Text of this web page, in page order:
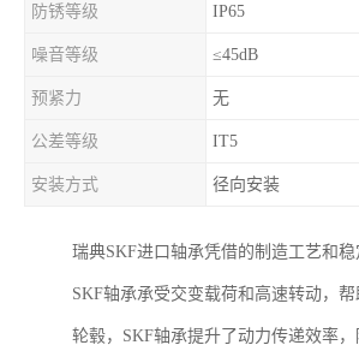
防锈等级 IP65
噪音等级 ≤45dB
预紧力 无
公差等级 IT5
安装方式 径向安装
瑞典SKF进口轴承凭借的制造工艺和
SKF轴承承受交变载荷和高速转动，
轮毂，SKF轴承提升了动力传递效率